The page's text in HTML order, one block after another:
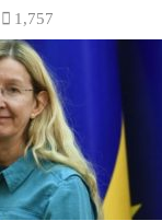
1,757